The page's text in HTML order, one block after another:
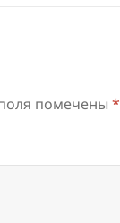
помечены*